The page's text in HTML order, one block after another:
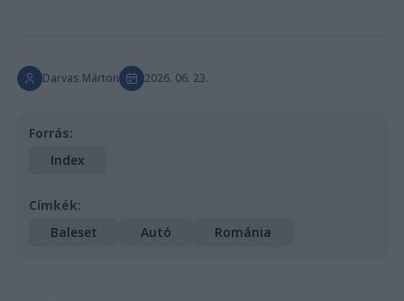
Darvas Márton 2026. 06. 23.
Forrás:
Index
Címkék:
Baleset
Autó Románia